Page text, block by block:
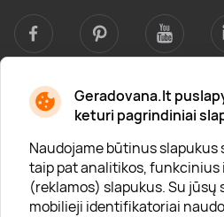
Geradovana.lt
keturi pagrindiniai
Naudojame būtinus slapukus
taip pat analitikos, funkcinius
(reklamos) slapukus. Su jūsų
mobilieji identifikatoriai
Apie mus
Apie „Gera Dovana“
Lojalumo klubas
Karjera